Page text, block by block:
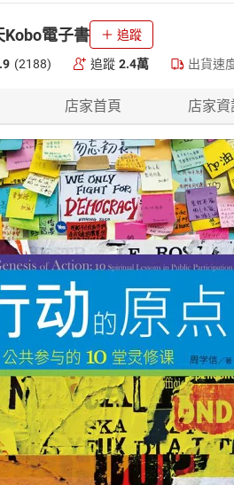
Kobo電子書 追蹤
(2188) 追蹤 2.4萬 出貨速
店家首頁 店家資